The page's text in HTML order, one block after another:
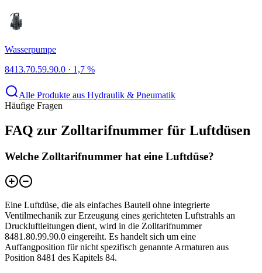
Wasserpumpe
8413.70.59.90.0 · 1,7 %
Alle Produkte aus Hydraulik & Pneumatik
Häufige Fragen
FAQ zur Zolltarifnummer für Luftdüsen
Welche Zolltarifnummer hat eine Luftdüse?
Eine Luftdüse, die als einfaches Bauteil ohne integrierte
Ventilmechanik zur Erzeugung eines gerichteten Luftstrahls an
Druckluftleitungen dient, wird in die Zolltarifnummer
8481.80.99.90.0 eingereiht. Es handelt sich um eine
Auffangposition für nicht spezifisch genannte Armaturen aus
Position 8481 des Kapitels 84.